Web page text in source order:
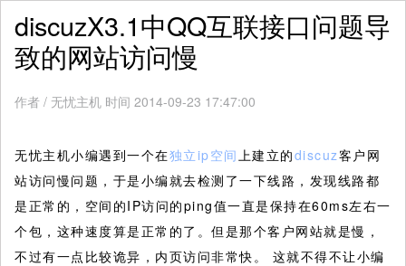
discuzX3.1中QQ互联接口问题导
致的网站访问慢
作者 / 无忧主机 时间 2014-09-23 17:47:00
无忧主机小编遇到一个在独立ip空间上建立的discuz客户网
站访问慢问题，于是小编就去检测了一下线路，发现线路都
是正常的，空间的IP访问的ping值一直是保持在60ms左右一
个包，这种速度算是正常的了。但是那个客户网站就是慢，
不过有一点比较诡异，内页访问非常快。
这就不得不让小编